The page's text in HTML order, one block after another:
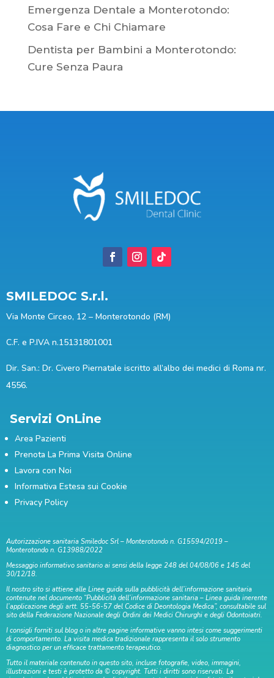
Emergenza Dentale a Monterotondo:
Cosa Fare e Chi Chiamare
Dentista per Bambini a Monterotondo:
Cure Senza Paura
SMILEDOC S.r.l.
Via Monte Circeo, 12 – Monterotondo (RM)
C.F. e P.IVA n.15131801001
Dir. San.: Dr. Civero Piernatale iscritto all’albo dei medici di Roma nr.
4556.
Servizi OnLine
Area Pazienti
Prenota La Prima Visita Online
Lavora con Noi
Informativa Estesa sui Cookie
Privacy Policy
Autorizzazione sanitaria Smiledoc Srl – Monterotondo n. G15594/2019 –
Monterotondo n. G13988/2022
Messaggio informativo sanitario ai sensi della legge 248 del 04/08/06 e 145 del
30/12/18.
Il nostro sito si attiene alle Linee guida sulla pubblicità dell’informazione sanitaria
contenute nel documento “Pubblicità dell’informazione sanitaria – Linea guida inerente
l’applicazione degli artt. 55-56-57 del Codice di Deontologia Medica”, consultabile sul
sito della Federazione Nazionale degli Ordini dei Medici Chirurghi e degli Odontoiatri.
I consigli forniti sul blog o in altre pagine informative vanno intesi come suggerimenti
di comportamento. La visita medica tradizionale rappresenta il solo strumento
diagnostico per un efficace trattamento terapeutico.
Tutto il materiale contenuto in questo sito, incluse fotografie, video, immagini,
illustrazioni e testi è protetto da © copyright. Tutti i diritti sono riservati. La